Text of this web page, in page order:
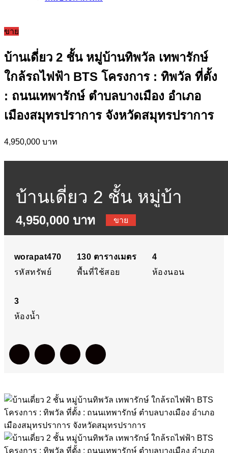
ขาย
บ้านเดี่ยว 2 ชั้น หมู่บ้านทิพวัล เทพารักษ์
ใกล้รถไฟฟ้า BTS โครงการ : ทิพวัล ที่ตั้ง
: ถนนเทพารักษ์ ตำบลบางเมือง อำเภอ
เมืองสมุทรปราการ จังหวัดสมุทรปราการ
4,950,000 บาท
บ้านเดี่ยว 2 ชั้น หมู่บ้า
นทิพวัล เทพารักษ์ ใกล้
รถไฟฟ้า BTS โครงการ : ทิ
ตำบลบางเมือง อำเภอเมือง
สมุทรปราการ จังหวัด
สมุทรปราการ
4,950,000 บาท ขาย
worapat470
รหัสทรัพย์
130 ตารางเมตร
พื้นที่ใช้สอย
4
ห้องนอน
3
ห้องน้ำ